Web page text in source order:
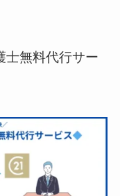
士無料代行サー